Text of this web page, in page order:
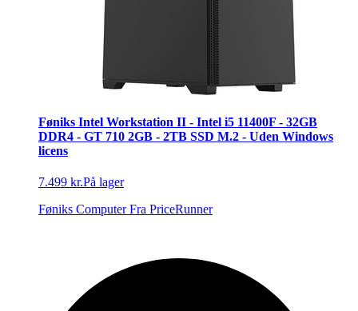
Føniks Intel Workstation II - Intel i5 11400F - 32GB
DDR4 - GT 710 2GB - 2TB SSD M.2 - Uden Windows
licens
7.499 kr.På lager
Føniks Computer Fra PriceRunner